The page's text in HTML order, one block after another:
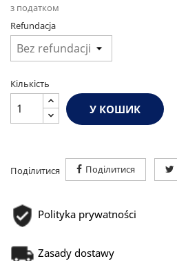
з податком
Refundacja
Кількість
У КОШИК
Поділитися Поділитися
Polityka prywatności
Zasady dostawy